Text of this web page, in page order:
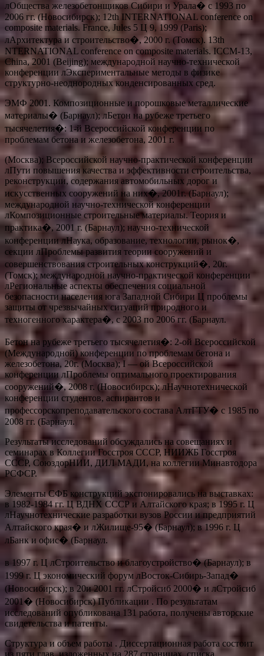
лОбщества железобетонщиков Сибири и Урала� с 1993 по
2006 гг. (Новосибирск); 12th INTERNATIONAL conference on
composite materials. France, Jules 5 Ц 9, 1999 (Paris);
лАрхитектура и строительство�, 2000 г. (Томск). 13th
NTERNATIONAL conference on composite materials. ICCM-13,
China, 2001 (Beijing); международной научно-технической
конференции лЭкспериментальные методы в физике
структурно-неоднородных конденсированных сред.
ЭМФ 2001. Композиционные и порошковые металлические
материалы� (Барнаул); лБетон на рубеже третьего
тысячелетия�: 1-й Всероссийской конференции по
проблемам бетона и железобетона, 2001 г.
(Москва); Всероссийской научно-практической конференции
лПути повышения качества и эффективности строительства,
реконструкции, содержания автомобильных дорог и
искусственных сооружений на них�, 2001г. (Барнаул);
международной научно-технической конференции
лКомпозиционные строительные материалы. Теория и
практика�, 2001 г. (Барнаул); научно-технической
конференции лНаука, образование, технологии, рынок�,
секции лПроблемы развития теории сооружений и
совершенствования строительных конструкций�, 20г.
(Томск); международной научно-практической конференции
лРегиональные аспекты обеспечения социальной
безопасности населения юга Западной Сибири Ц проблемы
защиты от чрезвычайных ситуаций природного и
техногенного характера�, с 2003 по 2006 гг. (Барнаул.
Бетон на рубеже третьего тысячелетия�: 2-ой Всероссийской
(Международной) конференции по проблемам бетона и
железобетона, 20г. (Москва); I — ой Всероссийской
конференции лПроблемы оптимального проектирования
сооружений�, 2008 г. (Новосибирск); лНаучнотехнической
конференции студентов, аспирантов и
профессорскопреподавательского состава АлтГТУ� с 1985 по
2008 гг. (Барнаул.
Результаты исследований обсуждались на совещаниях и
семинарах в Коллегии Госстроя СССР, НИИЖБ Госстроя
СССР, СоюздорНИИ, ДИЛ МАДИ, на коллегии Минавтодора
РСФСР.
Элементы СФБ конструкций экспонировались на выставках:
в 1982-1984 гг. Ц ВДНХ СССР и Алтайского края; в 1995 г. Ц
лНаучнотехнические разработки вузов России и предприятий
Алтайского края� и лЖилище-95� (Барнаул); в 1996 г. Ц
лБанк и офис� (Барнаул.
в 1997 г. Ц лСтроительство и благоустройство� (Барнаул); в
1999 г. Ц экономический форум лВосток-Сибирь-Запад�
(Новосибирск); в 20и 2001 гг. лСтройсиб 2000� и лСтройсиб
2001� (Новосибирск) Публикации . По результатам
исследований опубликована 131 работа, получены авторские
свидетельства и патенты.
Структура и объем работы . Диссертационная работа состоит